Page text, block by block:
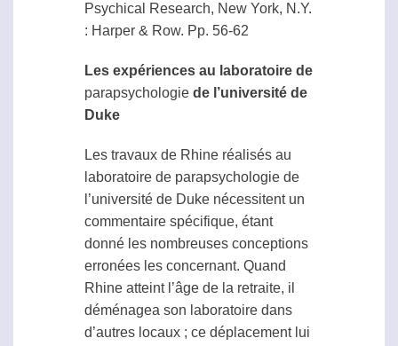
Psychical Research, New York, N.Y.
: Harper & Row. Pp. 56-62
Les expériences au laboratoire de
parapsychologie de l’université de
Duke
Les travaux de Rhine réalisés au
laboratoire de parapsychologie de
l’université de Duke nécessitent un
commentaire spécifique, étant
donné les nombreuses conceptions
erronées les concernant. Quand
Rhine atteint l’âge de la retraite, il
déménagea son laboratoire dans
d’autres locaux ; ce déplacement lui